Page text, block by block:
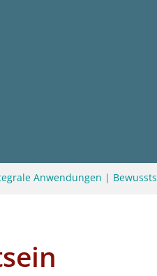
Anwendungen |